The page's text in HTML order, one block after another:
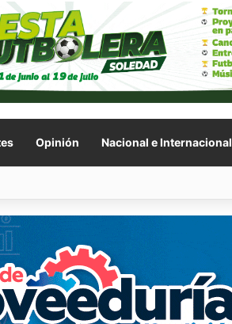
Opinión Nacional e Internacional
útiles escolares en los 59 municipios